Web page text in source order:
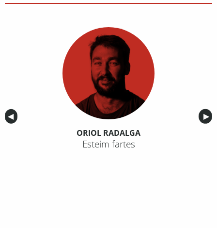
Anterior
◀︎ ▶︎
ORIOL RADALGA
Esteim fartes